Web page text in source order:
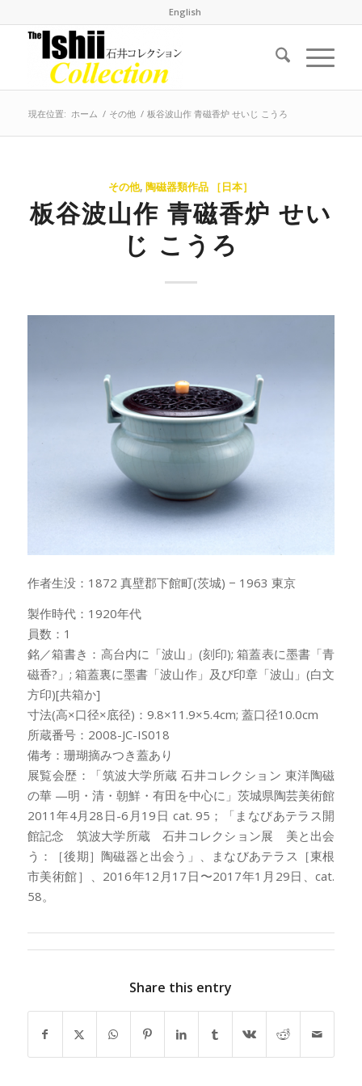
English
現在位置: ホーム / その他 / 板谷波山作 青磁香炉 せいじ こうろ
その他,陶磁器類作品 ［日本］
板谷波山作 青磁香炉 せい
じ こうろ
作者生没：1872 真壁郡下館町(茨城) − 1963 東京
製作時代：1920年代
員数：1
銘／箱書き：高台内に「波山」(刻印); 箱蓋表に墨書「青
磁香?」; 箱蓋裏に墨書「波山作」及び印章「波山」(白文
方印)[共箱か]
寸法(高×口径×底径)：9.8×11.9×5.4cm; 蓋口径10.0cm
所蔵番号：2008-JC-IS018
備考：珊瑚摘みつき蓋あり
展覧会歴：「筑波大学所蔵 石井コレクション 東洋陶磁
の華 —明・清・朝鮮・有田を中心に」茨城県陶芸美術館
2011年4月28日-6月19日 cat. 95；「まなびあテラス開
館記念 筑波大学所蔵 石井コレクション展 美と出会
う：［後期］陶磁器と出会う」、まなびあテラス［東根
市美術館］、2016年12月17日〜2017年1月29日、cat.
58。
Share this entry